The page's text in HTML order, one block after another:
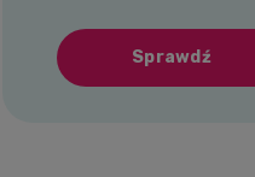
Sprawdź